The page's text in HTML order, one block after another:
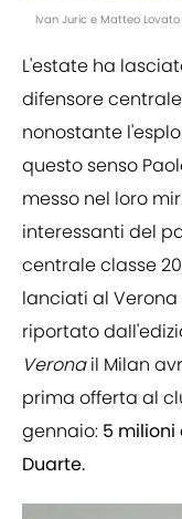
Ivan Juric e Matteo
L'estate ha
difensore
nonostante
questo senso
messo nel loro
interessanti del
centrale classe
lanciati al Verona
riportato
Veronail Milan
prima offerta al
gennaio: 5 milioni
Duarte.